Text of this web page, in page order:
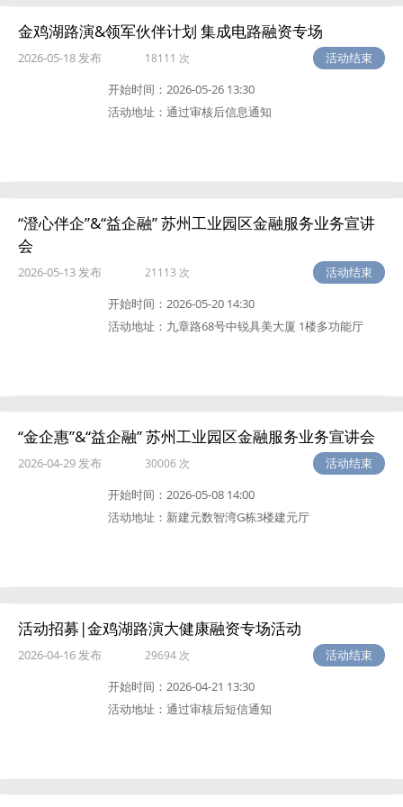
金鸡湖路演&领军伙伴计划 集成电路融资专场
2026-05-18 发布 18111 次
活动结束
开始时间： 2026-05-26 13:30
活动地址： 通过审核后信息通知
“澄心伴企”&“益企融” 苏州工业园区金融服务业务宣讲
会
2026-05-13 发布 21113 次
活动结束
开始时间： 2026-05-20 14:30
活动地址： 九章路68号中锐具美大厦 1楼多功能厅
“金企惠”&“益企融” 苏州工业园区金融服务业务宣讲会
2026-04-29 发布 30006 次
活动结束
开始时间： 2026-05-08 14:00
活动地址： 新建元数智湾G栋3楼建元厅
活动招募|金鸡湖路演大健康融资专场活动
2026-04-16 发布 29694 次
活动结束
开始时间： 2026-04-21 13:30
活动地址： 通过审核后短信通知